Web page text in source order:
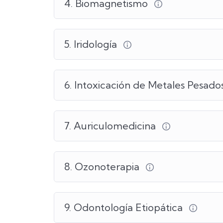
4. Biomagnetismo
5. Iridología
6. Intoxicación de Metales
7. Auriculomedicina
8. Ozonoterapia
9. Odontología Etiopática